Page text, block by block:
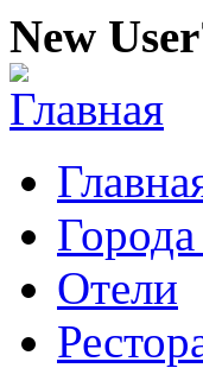
New
Отели